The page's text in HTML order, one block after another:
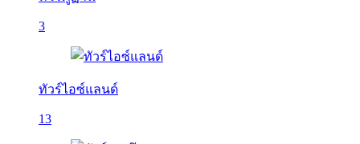
3
ทัวร์ไอซ์แลนด์
13